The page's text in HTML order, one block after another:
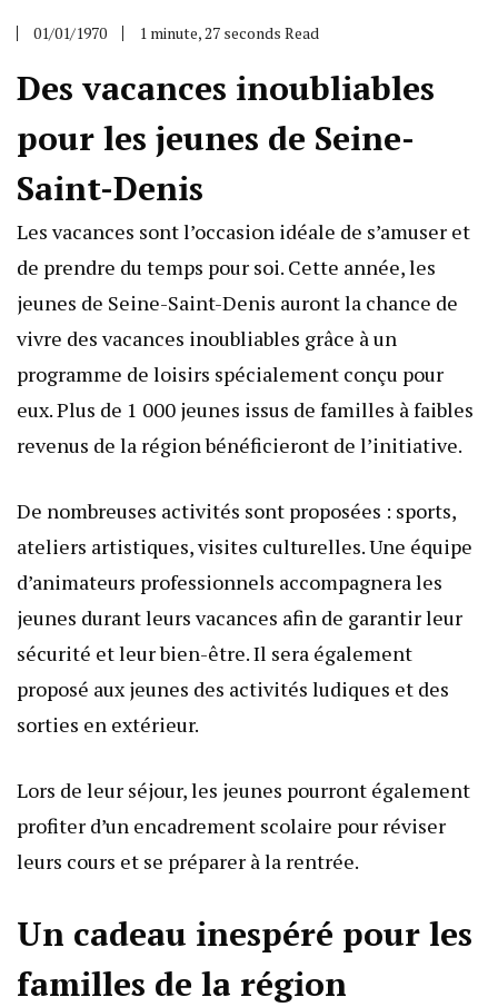
01/01/1970 1 minute, 27 seconds Read
Des vacances inoubliables
pour les jeunes de Seine-
Saint-Denis
Les vacances sont l’occasion idéale de s’amuser et
de prendre du temps pour soi. Cette année, les
jeunes de Seine-Saint-Denis auront la chance de
vivre des vacances inoubliables grâce à un
programme de loisirs spécialement conçu pour
eux. Plus de 1 000 jeunes issus de familles à faibles
revenus de la région bénéficieront de l’initiative.
De nombreuses activités sont proposées : sports,
ateliers artistiques, visites culturelles. Une équipe
d’animateurs professionnels accompagnera les
jeunes durant leurs vacances afin de garantir leur
sécurité et leur bien-être. Il sera également
proposé aux jeunes des activités ludiques et des
sorties en extérieur.
Lors de leur séjour, les jeunes pourront également
profiter d’un encadrement scolaire pour réviser
leurs cours et se préparer à la rentrée.
Un cadeau inespéré pour les
familles de la région